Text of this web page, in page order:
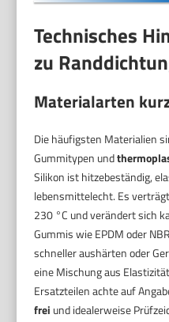
Technisches
zu
Materialarten
Die häufigsten Materialien
Gummitypen und
Silikon ist hitzebeständig,
lebensmittelecht. Es
230 °C und verändert sich
Gummis wie EPDM oder
schneller aushärten oder
eine Mischung aus
Ersatzteilen achte auf
frei und idealerweise